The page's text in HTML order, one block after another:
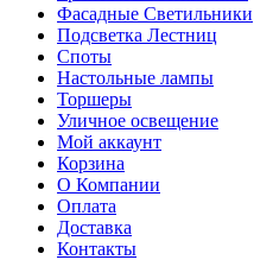
Фасадные Светильники
Подсветка Лестниц
Споты
Настольные лампы
Торшеры
Уличное освещение
Мой аккаунт
Корзина
О Компании
Оплата
Доставка
Контакты